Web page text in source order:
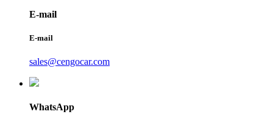
E-mail
E-mail
sales@cengocar.com
WhatsApp